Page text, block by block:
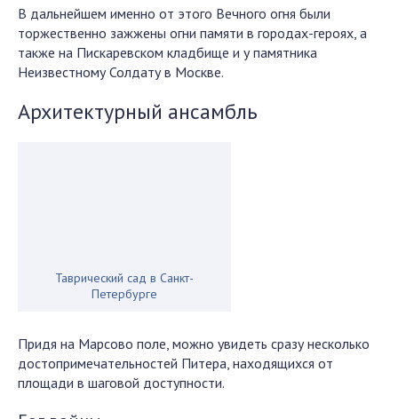
В дальнейшем именно от этого Вечного огня были
торжественно зажжены огни памяти в городах-героях, а
также на Пискаревском кладбище и у памятника
Неизвестному Солдату в Москве.
Архитектурный ансамбль
Таврический сад в Санкт-
Петербурге
Придя на Марсово поле, можно увидеть сразу несколько
достопримечательностей Питера, находящихся от
площади в шаговой доступности.